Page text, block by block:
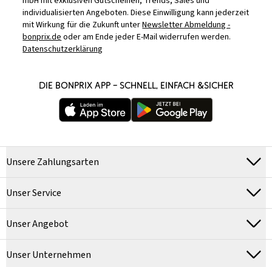
individualisierten Angeboten. Diese Einwilligung kann jederzeit
mit Wirkung für die Zukunft unterNewsletter Abmeldung -
bonprix.deoder am Ende jeder E-Mail widerrufen werden.
Datenschutzerklärung
DIE BONPRIX APP – SCHNELL, EINFACH &SICHER
Unsere Zahlungsarten
Unser Service
Unser Angebot
Unser Unternehmen